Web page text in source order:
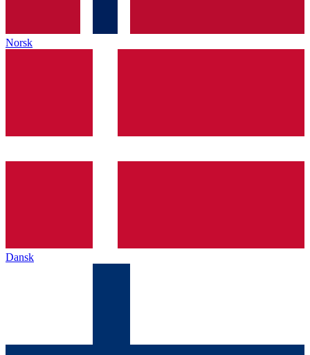
Norsk
Dansk